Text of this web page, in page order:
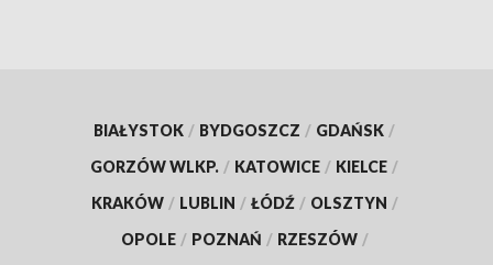
BIAŁYSTOK / BYDGOSZCZ / GDAŃSK /
GORZÓW WLKP. / KATOWICE / KIELCE /
KRAKÓW / LUBLIN / ŁÓDŹ / OLSZTYN /
OPOLE / POZNAŃ / RZESZÓW /